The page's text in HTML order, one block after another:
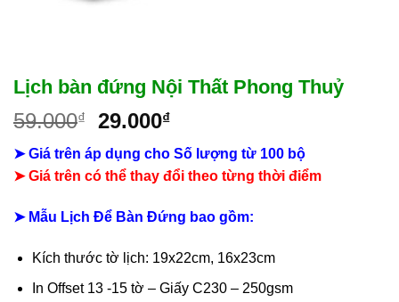
Lịch bàn đứng Nội Thất Phong Thuỷ
59.000₫
Giá
là:
59.000₫.
29.000₫Giá
hiện
tại
là:
29.000₫.
➤ Giá trên áp dụng cho Số lượng từ 100 bộ
➤Giá trên có thể thay đổi theo từng thời điểm
➤ Mẫu Lịch Để Bàn Đứng bao gồm:
Kích thước tờ lịch: 19x22cm, 16x23cm
In Offset 13 -15 tờ – Giấy C230 – 250gsm